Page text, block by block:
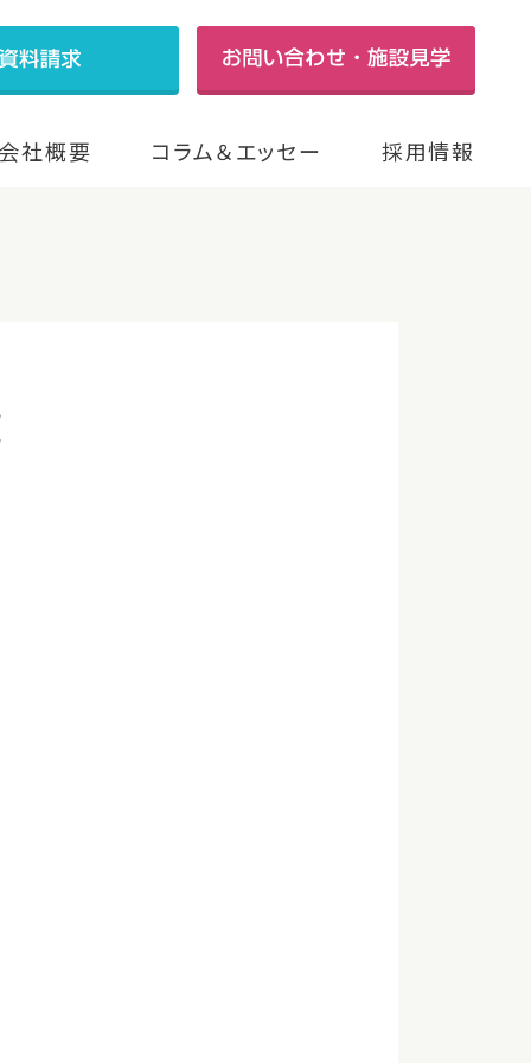
会社概要 コラム＆エッセー 採用情報